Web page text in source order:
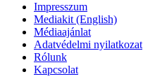
Impresszum
Mediakit (English)
Médiaajánlat
Adatvédelmi nyilatkozat
Rólunk
Kapcsolat